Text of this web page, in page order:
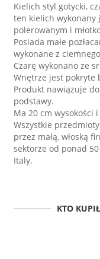
Kielich styl gotycki,
ten kielich wykonany
polerowanym i
Posiada małe
wykonane z
Czarę wykonano ze
Wnętrze jest pokryte
Produkt nawiązuje
podstawy.
Ma 20 cm wysokości
Wszystkie
przez małą, włoską
sektorze od ponad
Italy.
KTO